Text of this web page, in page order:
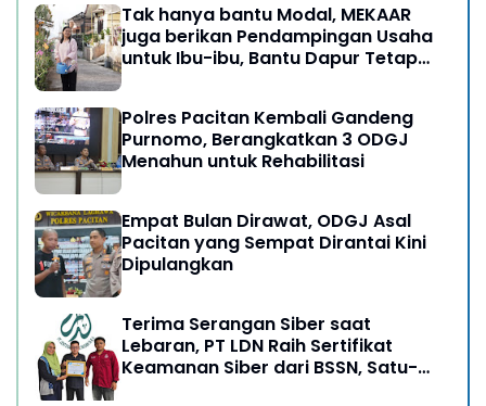
Tak hanya bantu Modal, MEKAAR
juga berikan Pendampingan Usaha
untuk Ibu-ibu, Bantu Dapur Tetap
Polres Pacitan Kembali Gandeng
Purnomo, Berangkatkan 3 ODGJ
Menahun untuk Rehabilitasi
Empat Bulan Dirawat, ODGJ Asal
Pacitan yang Sempat Dirantai Kini
Dipulangkan
Terima Serangan Siber saat
Lebaran, PT LDN Raih Sertifikat
Keamanan Siber dari BSSN, Satu-